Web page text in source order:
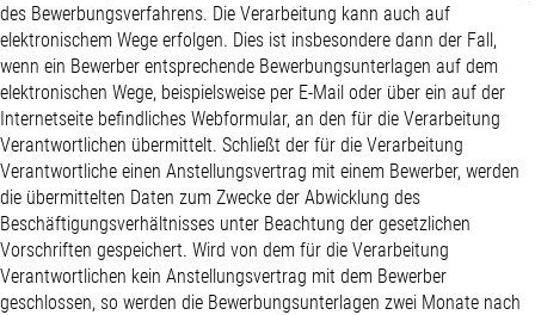
des Bewerbungsverfahrens. Die Verarbeitung kann auch auf
elektronischem Wege erfolgen. Dies ist insbesondere dann der Fall,
wenn ein Bewerber entsprechende Bewerbungsunterlagen auf dem
elektronischen Wege, beispielsweise per E-Mail oder über ein auf der
Internetseite befindliches Webformular, an den für die Verarbeitung
Verantwortlichen übermittelt. Schließt der für die Verarbeitung
Verantwortliche einen Anstellungsvertrag mit einem Bewerber, werden
die übermittelten Daten zum Zwecke der Abwicklung des
Beschäftigungsverhältnisses unter Beachtung der gesetzlichen
Vorschriften gespeichert. Wird von dem für die Verarbeitung
Verantwortlichen kein Anstellungsvertrag mit dem Bewerber
geschlossen, so werden die Bewerbungsunterlagen zwei Monate nach